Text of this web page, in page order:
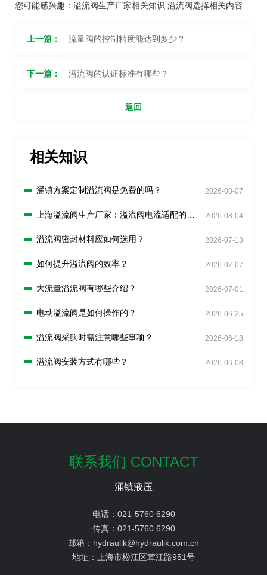
您可能感兴趣： 溢流阀生产厂家相关知识 溢流阀选择相关内容
上一篇： 流量阀的控制精度能达到多少？
下一篇： 溢流阀的认证标准有哪些？
返回
相关知识
涌镇方案定制溢流阀是免费的吗？ 2026-08-07
上海溢流阀生产厂家：溢流阀电流适配的优
2026-08-04
溢流阀密封材料应如何选用？ 2026-07-13
如何提升溢流阀的效率？ 2026-07-07
大流量溢流阀有哪些介绍？ 2026-07-01
电动溢流阀是如何操作的？ 2026-06-25
溢流阀采购时需注意哪些事项？ 2026-06-18
溢流阀安装方式有哪些？ 2026-06-08
联系我们 CONTACT
涌镇液压
电话： 021-5760 6290
传真： 021-5760 6290
邮箱： hydraulik@hydraulik.com.cn
地址：
上海市松江区茸江路951号